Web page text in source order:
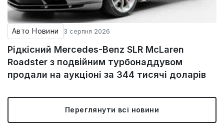
Авто Новини 3 серпня 2026
Рідкісний Mercedes-Benz SLR McLaren
Roadster з подвійним турбонаддувом
продали на аукціоні за 344 тисячі доларів
Переглянути всі новини